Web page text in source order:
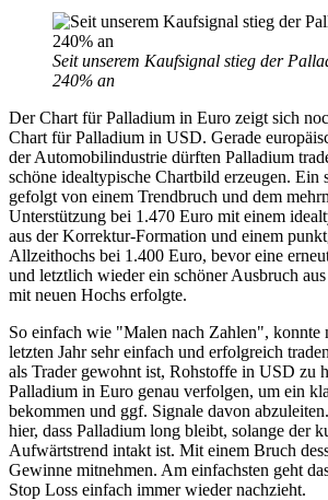
Seit unserem Kaufsignal stieg der
240% an
Der Chart für Palladium in Euro zeigt sich
Chart für Palladium in USD. Gerade
der Automobilindustrie dürften Palladium
schöne idealtypische Chartbild erzeugen. Ein
gefolgt von einem Trendbruch und dem
Unterstützung bei 1.470 Euro mit einem
aus der Korrektur-Formation und einem
Allzeithochs bei 1.400 Euro, bevor eine
und letztlich wieder ein schöner Ausbruch
mit neuen Hochs erfolgte.
So einfach wie "Malen nach Zahlen", konnte
letzten Jahr sehr einfach und erfolgreich
als Trader gewohnt ist, Rohstoffe in USD zu
Palladium in Euro genau verfolgen, um ein
bekommen und ggf. Signale davon
hier, dass Palladium long bleibt, solange der
Aufwärtstrend intakt ist. Mit einem Bruch
Gewinne mitnehmen. Am einfachsten geht
Stop Loss einfach immer wieder nachzieht.